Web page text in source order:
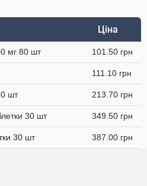
Ціна
мг 80 шт 101.50 грн
111.10 грн
шт 213.70 грн
30 шт 349.50 грн
30 шт 387.00 грн